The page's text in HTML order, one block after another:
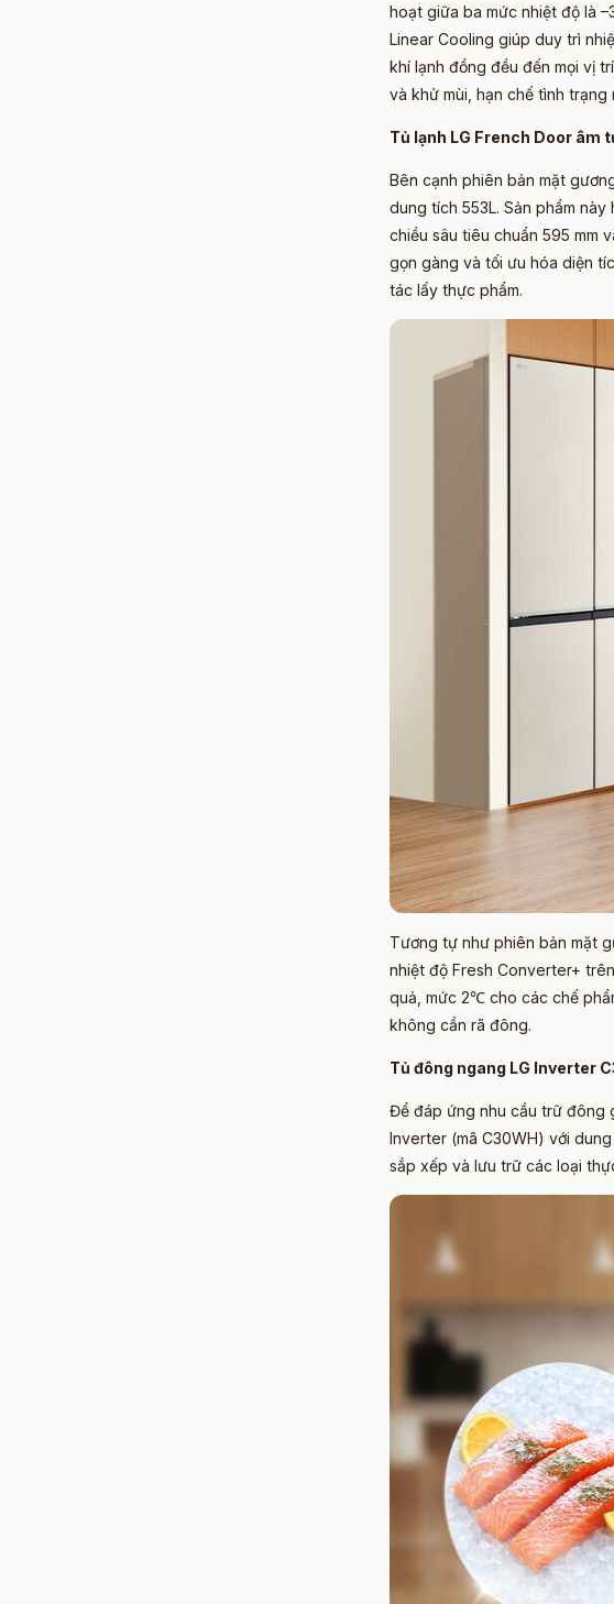
hoạt giữa ba mức nhiệt độ là
Linear Cooling giúp duy trì
khí lạnh đồng đều đến mọi vị
và khử mùi, hạn chế tình
Tủ lạnh LG French Door âm
Bên cạnh phiên bản mặt
dung tích 553L. Sản phẩm
chiều sâu tiêu chuẩn 595 mm
gọn gàng và tối ưu hóa diện
tác lấy thực phẩm.
Tương tự như phiên bản mặt
nhiệt độ Fresh Converter+
quả, mức 2℃ cho các chế
không cần rã đông.
Tủ đông ngang LG Inverter
Để đáp ứng nhu cầu trữ đông
Inverter (mã C30WH) với
sắp xếp và lưu trữ các loại